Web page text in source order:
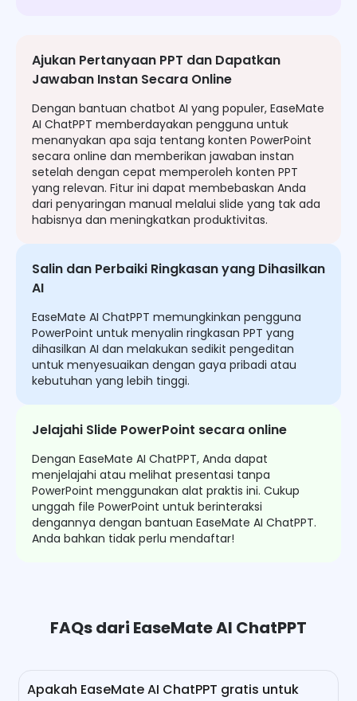
Ajukan Pertanyaan PPT dan Dapatkan
Jawaban Instan Secara Online
Dengan bantuan chatbot AI yang populer, EaseMate
AI ChatPPT memberdayakan pengguna untuk
menanyakan apa saja tentang konten PowerPoint
secara online dan memberikan jawaban instan
setelah dengan cepat memperoleh konten PPT
yang relevan. Fitur ini dapat membebaskan Anda
dari penyaringan manual melalui slide yang tak ada
habisnya dan meningkatkan produktivitas.
Salin dan Perbaiki Ringkasan yang Dihasilkan
AI
EaseMate AI ChatPPT memungkinkan pengguna
PowerPoint untuk menyalin ringkasan PPT yang
dihasilkan AI dan melakukan sedikit pengeditan
untuk menyesuaikan dengan gaya pribadi atau
kebutuhan yang lebih tinggi.
Jelajahi Slide PowerPoint secara online
Dengan EaseMate AI ChatPPT, Anda dapat
menjelajahi atau melihat presentasi tanpa
PowerPoint menggunakan alat praktis ini. Cukup
unggah file PowerPoint untuk berinteraksi
dengannya dengan bantuan EaseMate AI ChatPPT.
Anda bahkan tidak perlu mendaftar!
FAQs dari EaseMate AI ChatPPT
Apakah EaseMate AI ChatPPT gratis untuk